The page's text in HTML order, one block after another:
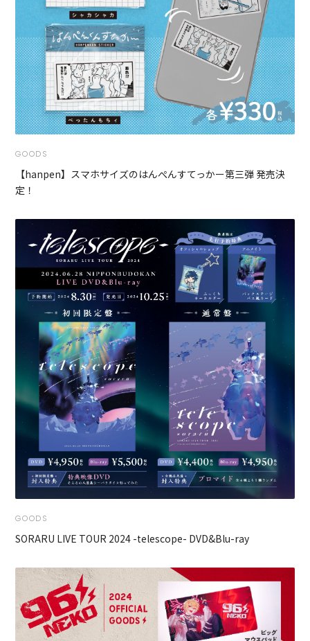
GOODS
【hanpen】スマホサイズのはんぺんすてっかー第三弾 発売決
定！
GOODS
SORARU LIVE TOUR 2024 -telescope- DVD&Blu-ray